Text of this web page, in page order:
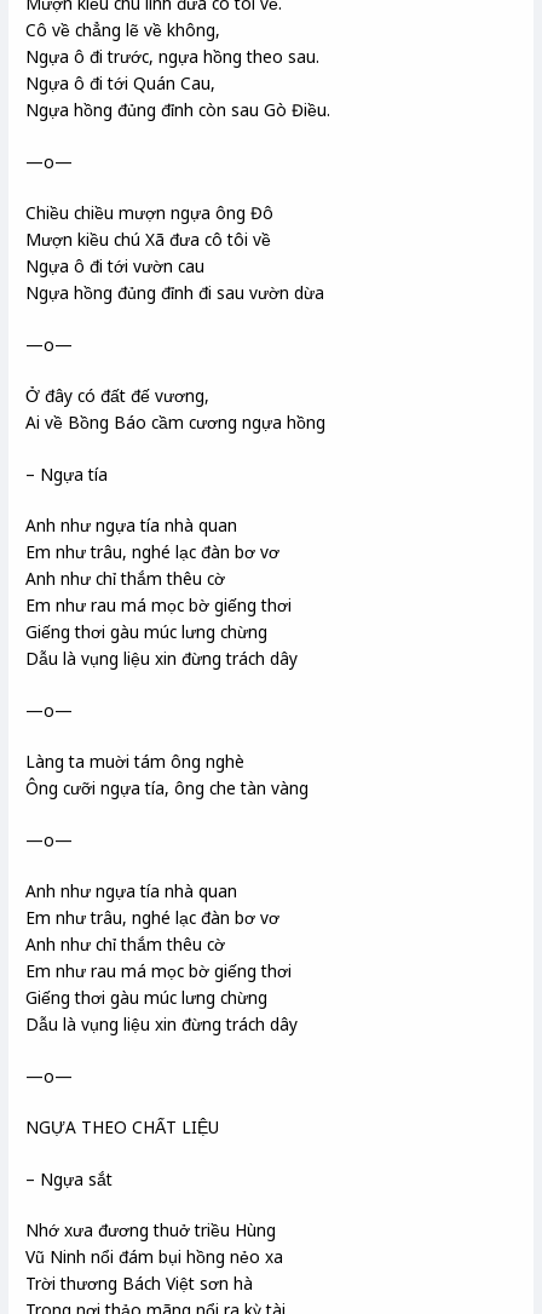
Cô về chẳng lẽ về không,
Ngựa ô đi trước, ngựa hồng theo sau.
Ngựa ô đi tới Quán Cau,
Ngựa hồng đủng đỉnh còn sau Gò Điều.
—o—
Chiều chiều mượn ngựa ông Đô
Mượn kiều chú Xã đưa cô tôi về
Ngựa ô đi tới vườn cau
Ngựa hồng đủng đỉnh đi sau vườn dừa
—o—
Ở đây có đất đế vương,
Ai về Bồng Báo cầm cương ngựa hồng
– Ngựa tía
Anh như ngựa tía nhà quan
Em như trâu, nghé lạc đàn bơ vơ
Anh như chỉ thắm thêu cờ
Em như rau má mọc bờ giếng thơi
Giếng thơi gàu múc lưng chừng
Dẫu là vụng liệu xin đừng trách dây
—o—
Làng ta muời tám ông nghè
Ông cưỡi ngựa tía, ông che tàn vàng
—o—
Anh như ngựa tía nhà quan
Em như trâu, nghé lạc đàn bơ vơ
Anh như chỉ thắm thêu cờ
Em như rau má mọc bờ giếng thơi
Giếng thơi gàu múc lưng chừng
Dẫu là vụng liệu xin đừng trách dây
—o—
NGỰA THEO CHẤT LIỆU
– Ngựa sắt
Nhớ xưa đương thuở triều Hùng
Vũ Ninh nổi đám bụi hồng nẻo xa
Trời thương Bách Việt sơn hà